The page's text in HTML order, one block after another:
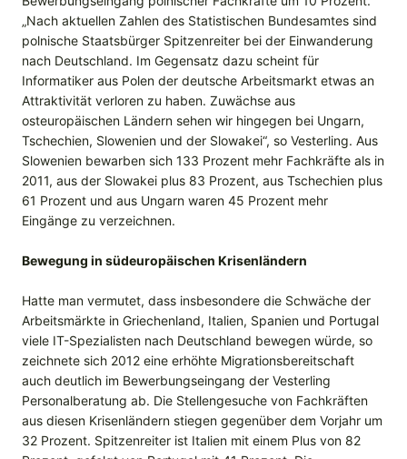
„Nach aktuellen Zahlen des Statistischen Bundesamtes sind
polnische Staatsbürger Spitzenreiter bei der Einwanderung
nach Deutschland. Im Gegensatz dazu scheint für
Informatiker aus Polen der deutsche Arbeitsmarkt etwas an
Attraktivität verloren zu haben. Zuwächse aus
osteuropäischen Ländern sehen wir hingegen bei Ungarn,
Tschechien, Slowenien und der Slowakei“, so Vesterling. Aus
Slowenien bewarben sich 133 Prozent mehr Fachkräfte als in
2011, aus der Slowakei plus 83 Prozent, aus Tschechien plus
61 Prozent und aus Ungarn waren 45 Prozent mehr
Eingänge zu verzeichnen.
Bewegung in südeuropäischen Krisenländern
Hatte man vermutet, dass insbesondere die Schwäche der
Arbeitsmärkte in Griechenland, Italien, Spanien und Portugal
viele IT-Spezialisten nach Deutschland bewegen würde, so
zeichnete sich 2012 eine erhöhte Migrationsbereitschaft
auch deutlich im Bewerbungseingang der Vesterling
Personalberatung ab. Die Stellengesuche von Fachkräften
aus diesen Krisenländern stiegen gegenüber dem Vorjahr um
32 Prozent. Spitzenreiter ist Italien mit einem Plus von 82